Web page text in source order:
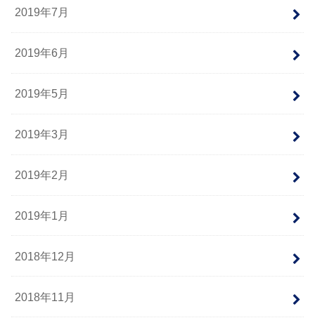
2019年7月
2019年6月
2019年5月
2019年3月
2019年2月
2019年1月
2018年12月
2018年11月